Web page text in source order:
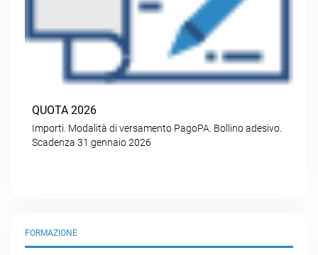
QUOTA 2026
Importi. Modalità di versamento PagoPA. Bollino adesivo.
Scadenza 31 gennaio 2026
FORMAZIONE